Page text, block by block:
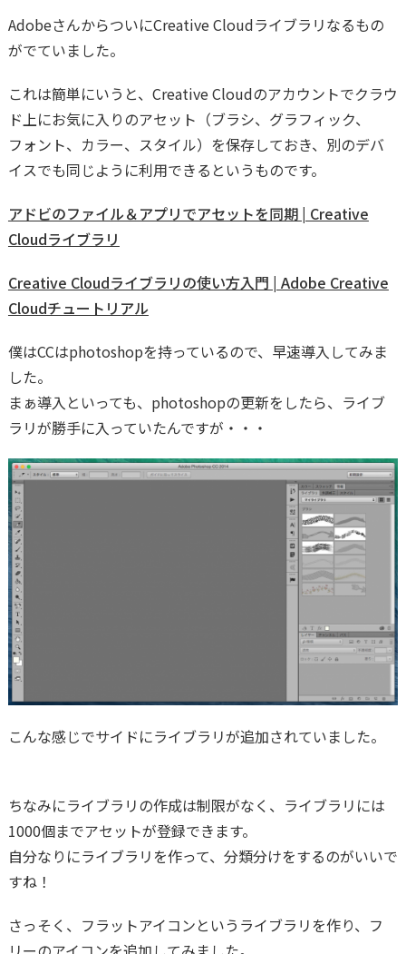
AdobeさんからついにCreative Cloudライブラリなるもの
がでていました。
これは簡単にいうと、Creative Cloudのアカウントでクラウ
ド上にお気に入りのアセット（ブラシ、グラフィック、
フォント、カラー、スタイル）を保存しておき、別のデバ
イスでも同じように利用できるというものです。
アドビのファイル＆アプリでアセットを同期 | Creative
Cloudライブラリ
Creative Cloudライブラリの使い方入門 | Adobe Creative
Cloudチュートリアル
僕はCCはphotoshopを持っているので、早速導入してみま
した。
まぁ導入といっても、photoshopの更新をしたら、ライブ
ラリが勝手に入っていたんですが・・・
こんな感じでサイドにライブラリが追加されていました。
ちなみにライブラリの作成は制限がなく、ライブラリには
1000個までアセットが登録できます。
自分なりにライブラリを作って、分類分けをするのがいいで
すね！
さっそく、フラットアイコンというライブラリを作り、フ